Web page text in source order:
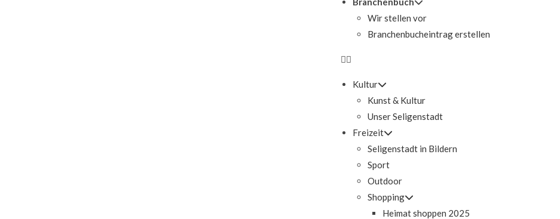
Wir stellen vor
Branchenbucheintrag erstellen
Kultur
Kunst & Kultur
Unser Seligenstadt
Freizeit
Seligenstadt in Bildern
Sport
Outdoor
Shopping
Heimat shoppen 2025